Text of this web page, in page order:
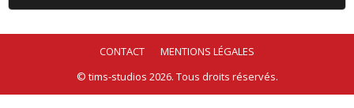
CONTACT
MENTIONS LÉGALES
© tims-studios 2026. Tous droits réservés.